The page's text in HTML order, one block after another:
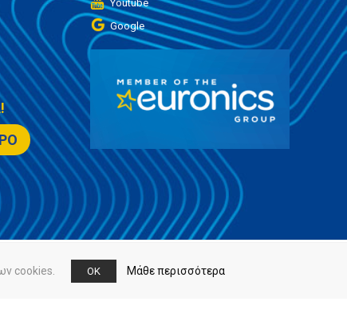
Youtube
Google
cookies. OK Μάθε περισσότερα